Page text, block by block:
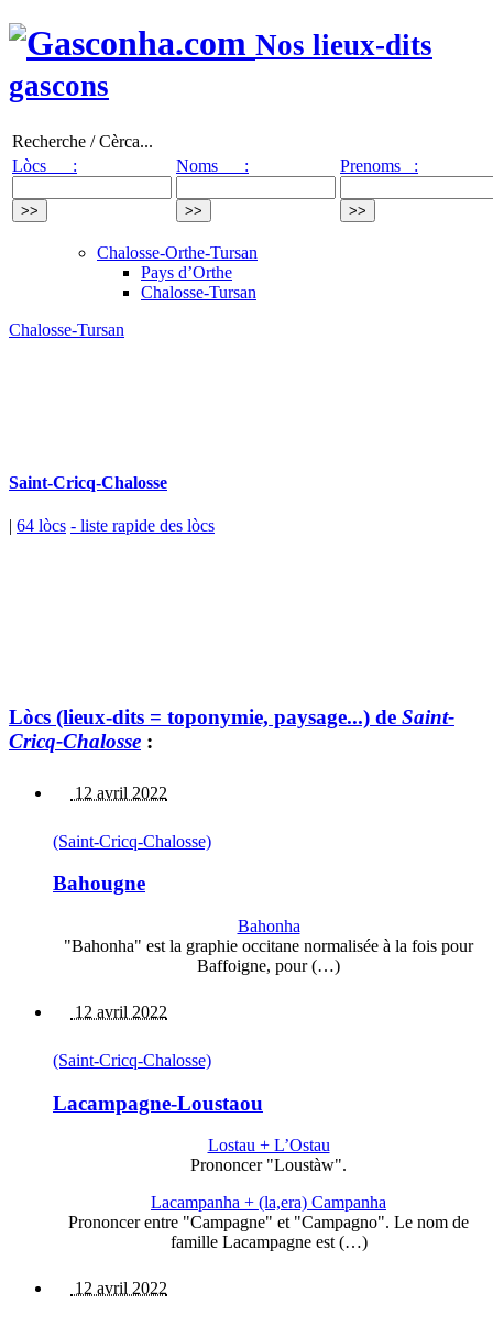
Nos lieux-dits
gascons
Recherche / Cèrca...
Lòcs :
Noms : Prenoms :
Chalosse-Orthe-Tursan
Pays d’Orthe
Chalosse-Tursan
Chalosse-Tursan
Saint-Cricq-Chalosse
| 64 lòcs - liste rapide des lòcs
Lòcs (lieux-dits = toponymie, paysage...) de Saint-
Cricq-Chalosse :
12 avril 2022
(Saint-Cricq-Chalosse)
Bahougne
Bahonha
"Bahonha" est la graphie occitane normalisée à la fois pour
Baffoigne, pour (…)
12 avril 2022
(Saint-Cricq-Chalosse)
Lacampagne-Loustaou
Lostau + L’Ostau
Prononcer "Loustàw".
Lacampanha + (la,era) Campanha
Prononcer entre "Campagne" et "Campagno". Le nom de
famille Lacampagne est (…)
12 avril 2022